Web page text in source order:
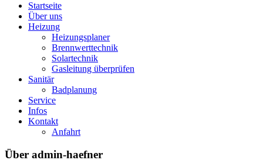
Startseite
Über uns
Heizung
Heizungsplaner
Brennwerttechnik
Solartechnik
Gasleitung überprüfen
Sanitär
Badplanung
Service
Infos
Kontakt
Anfahrt
Über admin-haefner